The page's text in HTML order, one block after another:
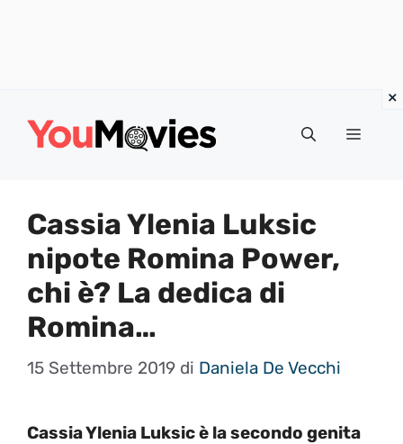
Menu
Cassia Ylenia Luksic
nipote Romina Power,
chi è? La dedica di
Romina…
15 Settembre 2019 di Daniela De Vecchi
Cassia Ylenia Luksic è la secondo genita